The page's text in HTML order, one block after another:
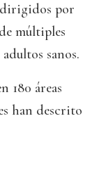
dirigidos por
múltiples
sanos.
180 áreas
han descrito